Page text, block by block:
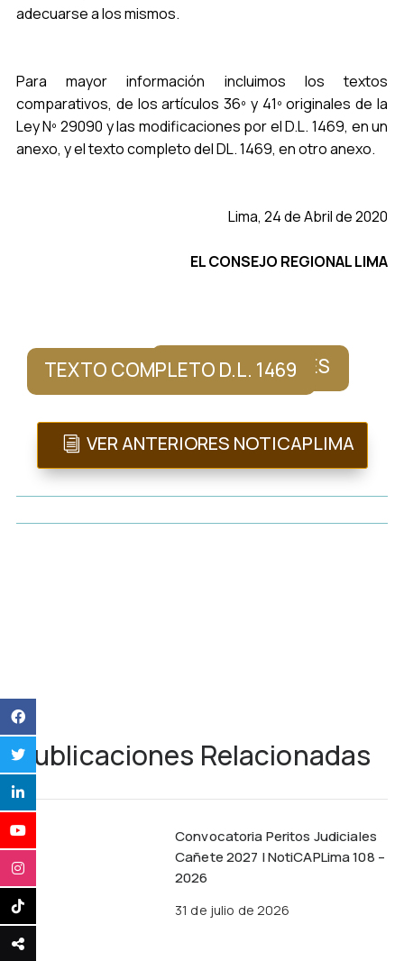
adecuarse a los mismos.
Para mayor información incluimos los textos
comparativos, de los artículos 36º y 41º originales de la
Ley Nº 29090 y las modificaciones por el D.L. 1469, en un
anexo, y el texto completo del DL. 1469, en otro anexo.
Lima, 24 de Abril de 2020
EL CONSEJO REGIONAL LIMA
MODIFICACIONES
TEXTO COMPLETO D.L. 1469
VER ANTERIORES NOTICAPLIMA
Publicaciones Relacionadas
Convocatoria Peritos Judiciales
Cañete 2027 | NotiCAPLima 108 –
2026
31 de julio de 2026